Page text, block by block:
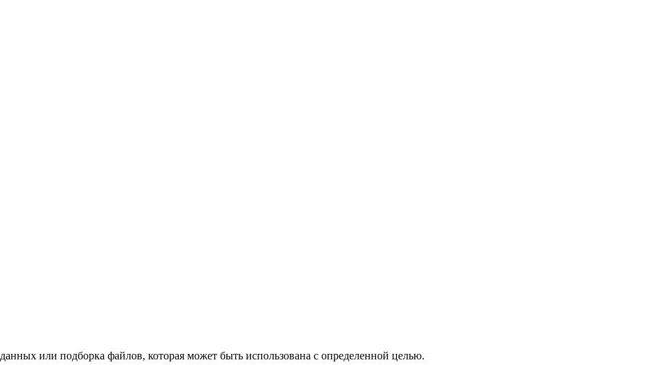
данных или подборка файлов, которая может быть использована с определенной целью.